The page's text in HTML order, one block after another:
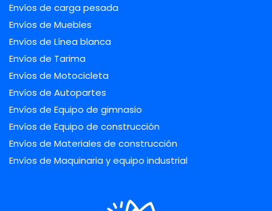
Envíos de carga pesada
Envíos de Muebles
Envíos de Línea blanca
Envíos de Tarima
Envíos de Motocicleta
Envíos de Autopartes
Envíos de Equipo de gimnasio
Envíos de Equipo de construcción
Envíos de Materiales de construcción
Envíos de Maquinaria y equipo industrial